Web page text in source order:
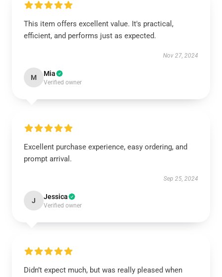
This item offers excellent value. It's practical,
efficient, and performs just as expected.
Nov 27, 2024
M Mia
Verified owner
Excellent purchase experience, easy ordering, and
prompt arrival.
Sep 25, 2024
J Jessica
Verified owner
Didn’t expect much, but was really pleased when